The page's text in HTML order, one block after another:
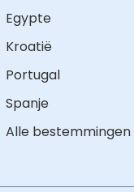
Egypte
Kroatië
Portugal
Spanje
Alle bestemmingen